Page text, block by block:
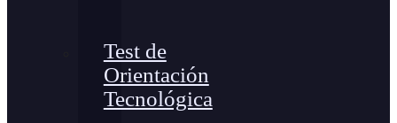
Test de
Orientación
Tecnológica